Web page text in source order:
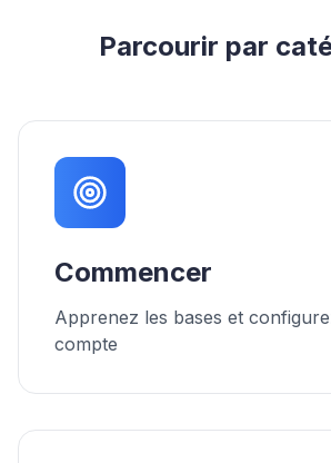
Parcourir par
Commencer
Apprenez les bases et
compte